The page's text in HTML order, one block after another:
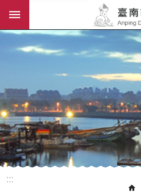
跳到主要內容區塊
:::